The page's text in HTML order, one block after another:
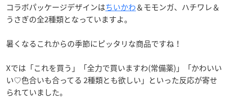
コラボパッケージデザインはちいかわ＆モモンガ、ハチワレ＆
うさぎの全2種類となっていますよ。
暑くなるこれからの季節にピッタリな商品ですね！
Xでは「これを買う」「全力で買いますわ(常備薬)」「かわいい
い♡色合いも合ってる 2種類とも欲しい」といった反応が寄せ
られていました。